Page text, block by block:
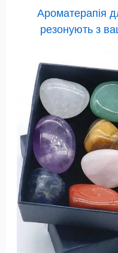
Ароматерапія
резонують з